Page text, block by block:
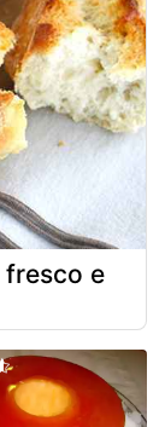
fresco e